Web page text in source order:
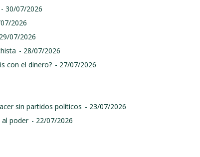
- 30/07/2026
2026
07/2026
- 28/07/2026
con el dinero? - 27/07/2026
sin partidos políticos - 23/07/2026
al poder - 22/07/2026